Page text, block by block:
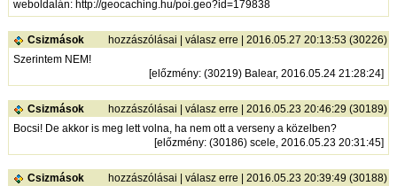
weboldalán: http://geocaching.hu/poi.geo?id=179838
Csizmások hozzászólásai |válasz erre | 2016.05.27 20:13:53 (30226)
Szerintem NEM!
[előzmény: (30219) Balear, 2016.05.24 21:28:24]
Csizmások hozzászólásai |válasz erre | 2016.05.23 20:46:29 (30189)
Bocsi! De akkor is meg lett volna, ha nem ott a verseny a közelben?
[előzmény: (30186) scele, 2016.05.23 20:31:45]
Csizmások hozzászólásai |válasz erre | 2016.05.23 20:39:49 (30188)